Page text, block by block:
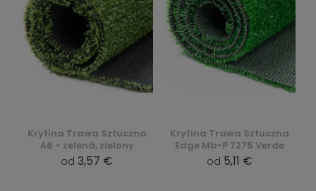
Krytina Trawa Sztuczna
A6 - zelená, zielony
od 3,57 €
Krytina Trawa Sztuczna
Edge Mb-P 7275 Verde
od 5,11 €